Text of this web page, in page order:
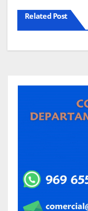
Related Post